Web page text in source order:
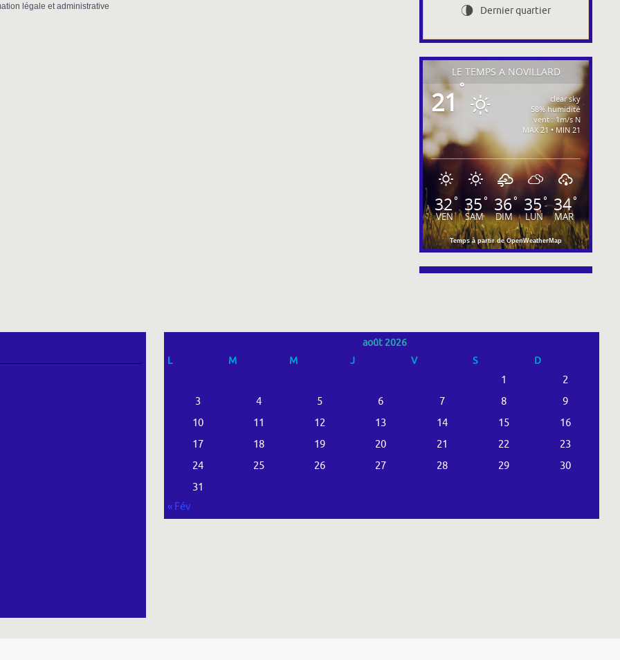
légale et administrative U Dernier quartier
LE TEMPS À NOVILLARD
21°
clear sky
58% humidité
vent : 1m/s N
MAX 21 • MIN 21
32°
VEN
35°
SAM
36°
DIM
35°
LUN
34°
MAR
Temps à partir de OpenWeatherMap
août 2026
L
M M J V S D
1
2
3
4 5 6 7 8
9
10
11 12 13 14 15
16
17
18 19 20 21 22
23
24
25 26 27 28 29
30
31
« Fév